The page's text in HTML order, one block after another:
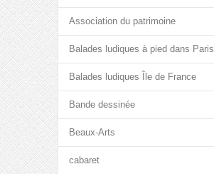
Association du patrimoine
Balades ludiques à pied dans Paris
Balades ludiques Île de France
Bande dessinée
Beaux-Arts
cabaret